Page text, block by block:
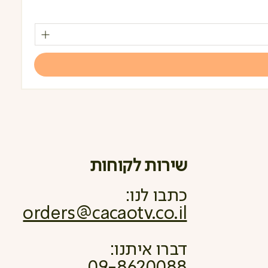
שירות לקוחות
כתבו לנו:
orders@cacaotv.co.il
דברו איתנו: